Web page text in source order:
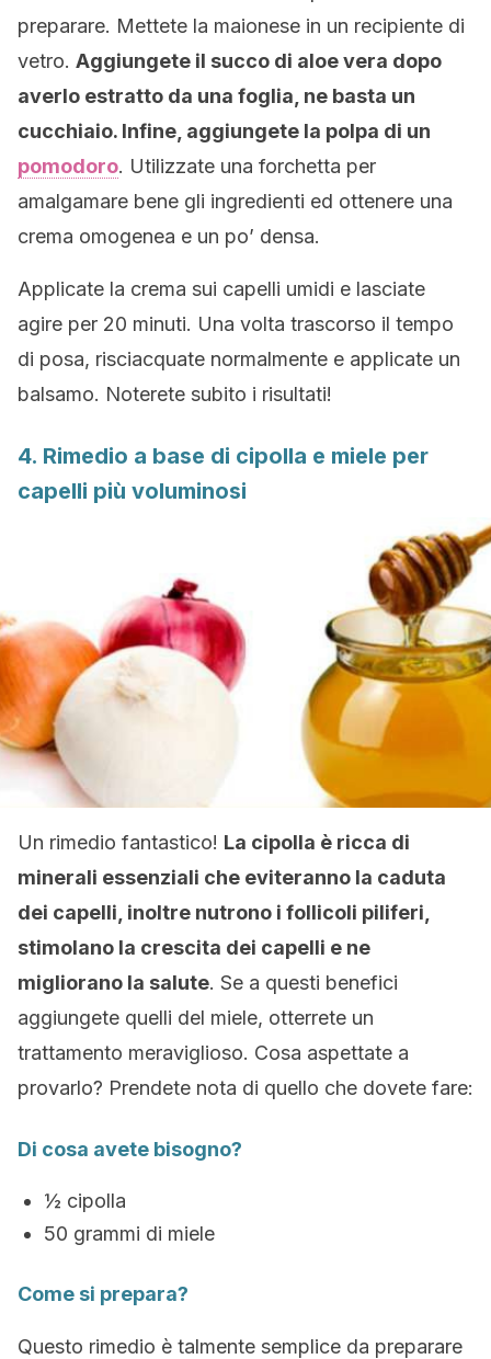
preparare. Mettete la maionese in un recipiente di
vetro. Aggiungete il succo di aloe vera dopo
averlo estratto da una foglia, ne basta un
cucchiaio. Infine, aggiungete la polpa di un
pomodoro. Utilizzate una forchetta per
amalgamare bene gli ingredienti ed ottenere una
crema omogenea e un po’ densa.
Applicate la crema sui capelli umidi e lasciate
agire per 20 minuti. Una volta trascorso il tempo
di posa, risciacquate normalmente e applicate un
balsamo. Noterete subito i risultati!
4. Rimedio a base di cipolla e miele per
capelli più voluminosi
Un rimedio fantastico! La cipolla è ricca di
minerali essenziali che eviteranno la caduta
dei capelli, inoltre nutrono i follicoli piliferi,
stimolano la crescita dei capelli e ne
migliorano la salute. Se a questi benefici
aggiungete quelli del miele, otterrete un
trattamento meraviglioso. Cosa aspettate a
provarlo? Prendete nota di quello che dovete fare:
Di cosa avete bisogno?
½ cipolla
50 grammi di miele
Come si prepara?
Questo rimedio è talmente semplice da preparare